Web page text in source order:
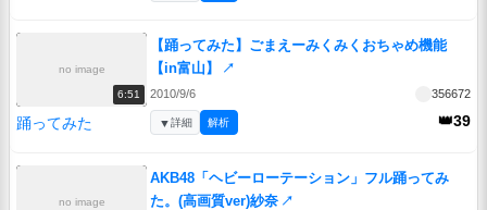
no image
6:51
【踊ってみた】ごまえーみくみくおちゃめ機能
【in富山】
↗
2010/9/6 356672
踊ってみた 👑39
▼詳細 解析
no image
AKB48「ヘビーローテーション」フル踊ってみ
た。(高画質ver)紗奈 ↗